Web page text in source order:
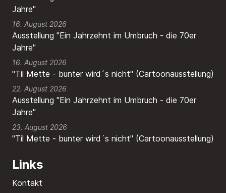
Jahre"
16. August 2026
Ausstellung "Ein Jahrzehnt im Umbruch - die 70er
Jahre"
16. August 2026
"Til Mette - bunter wird´s nicht" (Cartoonausstellung)
22. August 2026
Ausstellung "Ein Jahrzehnt im Umbruch - die 70er
Jahre"
23. August 2026
"Til Mette - bunter wird´s nicht" (Cartoonausstellung)
Links
Kontakt